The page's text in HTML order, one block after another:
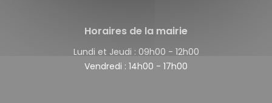
Horaires de la mairie
Lundi et Jeudi : 09h00 - 12h00
Vendredi : 14h00 - 17h00